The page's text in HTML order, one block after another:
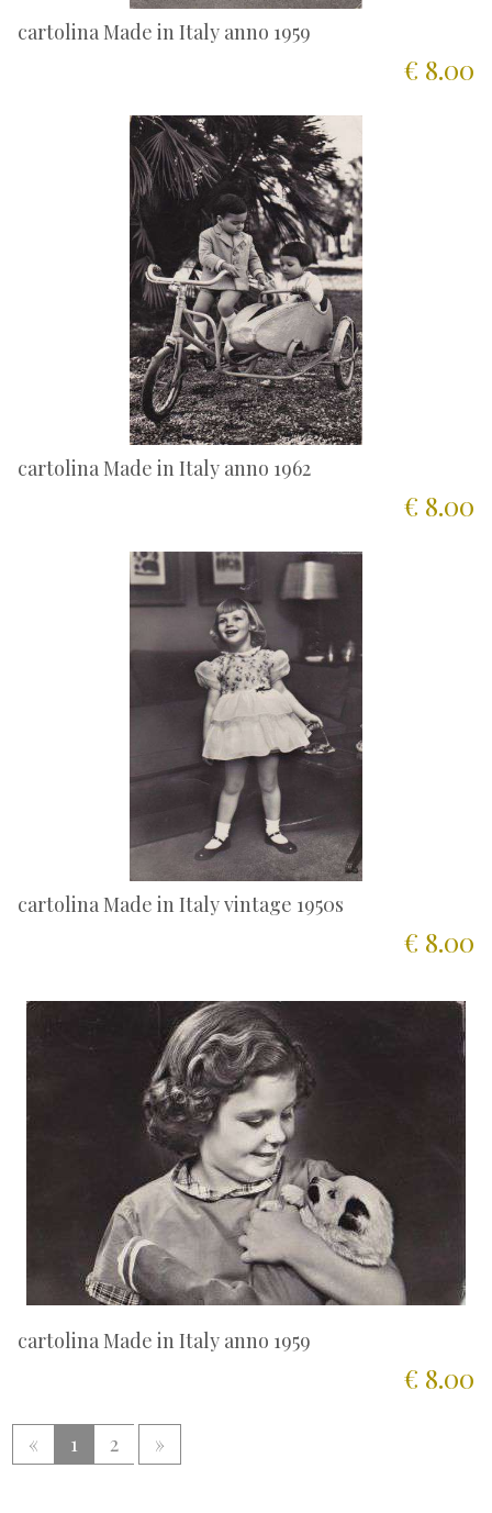
cartolina Made in Italy anno 1959
€ 8.00
cartolina Made in Italy anno 1962
€ 8.00
cartolina Made in Italy vintage 1950s
€ 8.00
cartolina Made in Italy anno 1959
€ 8.00
« 1 2 »